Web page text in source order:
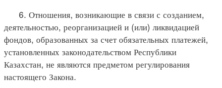
6. Отношения, возникающие в связи с созданием,
деятельностью, реорганизацией и (или) ликвидацией
фондов, образованных за счет обязательных платежей,
установленных законодательством Республики
Казахстан, не являются предметом регулирования
настоящего Закона.